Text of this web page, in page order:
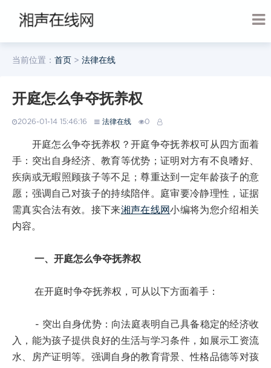
当前位置： 首页 > 法律在线
开庭怎么争夺抚养权
2026-01-14 15:46:16 法律在线 0
开庭怎么争夺抚养权？开庭争夺抚养权可从四方面着
手：突出自身经济、教育等优势；证明对方有不良嗜好、
疾病或无暇照顾孩子等不足；尊重达到一定年龄孩子的意
愿；强调自己对孩子的持续陪伴。庭审要冷静理性，证据
需真实合法有效。接下来湘声在线网小编将为您介绍相关
内容。
一、开庭怎么争夺抚养权
在开庭时争夺抚养权，可从以下方面着手：
- 突出自身优势：向法庭表明自己具备稳定的经济收
入，能为孩子提供良好的生活与学习条件，如展示工资流
水、房产证明等。强调自身的教育背景、性格品德等对孩